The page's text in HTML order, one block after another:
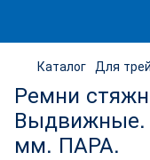
Каталог Для
Ремни
Выдвижные.
мм. ПАРА.